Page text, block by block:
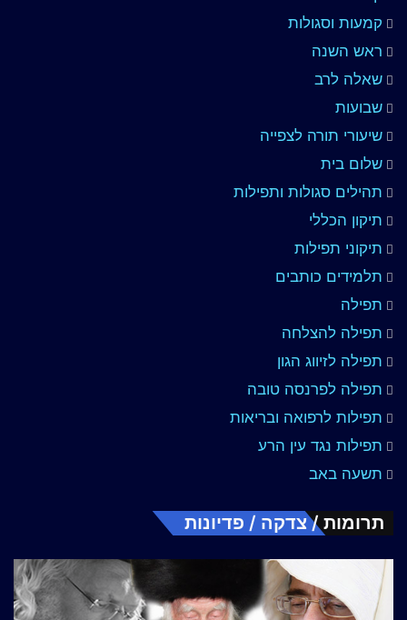
קמעות וסגולות
ראש השנה
שאלה לרב
שבועות
שיעורי תורה לצפייה
שלום בית
תהילים סגולות ותפילות
תיקון הכללי
תיקוני תפילות
תלמידים כותבים
תפילה
תפילה להצלחה
תפילה לזיווג הגון
תפילה לפרנסה טובה
תפילות לרפואה ובריאות
תפילות נגד עין הרע
תשעה באב
תרומות / צדקה / פדיונות